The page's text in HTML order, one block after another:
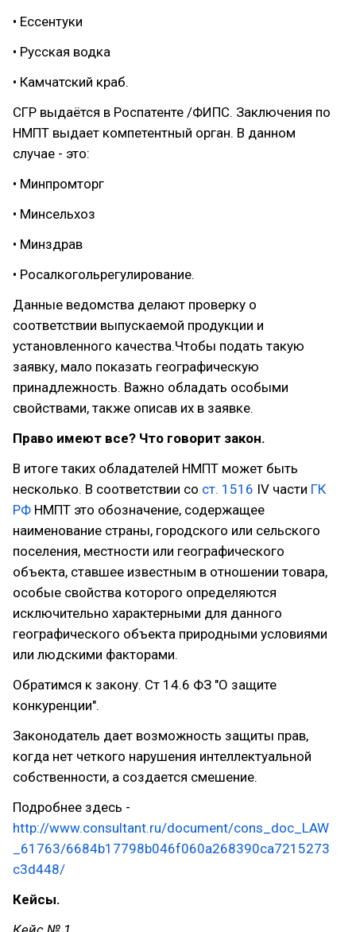
• Ессентуки
• Русская водка
• Камчатский краб.
СГР выдаётся в Роспатенте /ФИПС. Заключения по
НМПТ выдает компетентный орган. В данном
случае - это:
• Минпромторг
• Минсельхоз
• Минздрав
• Росалкогольрегулирование.
Данные ведомства делают проверку о
соответствии выпускаемой продукции и
установленного качества.Чтобы подать такую
заявку, мало показать географическую
принадлежность. Важно обладать особыми
свойствами, также описав их в заявке.
Право имеют все? Что говорит закон.
В итоге таких обладателей НМПТ может быть
несколько. В соответствии со ст. 1516 IV части ГК
РФ НМПТ это обозначение, содержащее
наименование страны, городского или сельского
поселения, местности или географического
объекта, ставшее известным в отношении товара,
особые свойства которого определяются
исключительно характерными для данного
географического объекта природными условиями
или людскими факторами.
Обратимся к закону. Ст 14.6 ФЗ "О защите
конкуренции".
Законодатель дает возможность защиты прав,
когда нет четкого нарушения интеллектуальной
собственности, а создается смешение.
Подробнее здесь -
http://www.consultant.ru/document/cons_doc_LAW
_61763/6684b17798b046f060a268390ca7215273
c3d448/
Кейсы.